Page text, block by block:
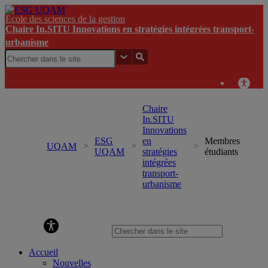
École des sciences de la gestion
Chaire In.SITU Innovations en stratégies intégrées transport-
urbanisme
UQAM
ESG
UQAM
Chaire
In.SITU
Innovations
en
stratégies
intégrées
transport-
urbanisme
Membres
étudiants
Accueil
Nouvelles